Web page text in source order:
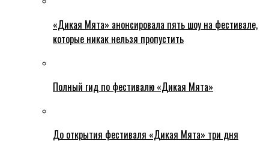
«Дикая Мята» анонсировала пять шоу на фестивале,
которые никак нельзя пропустить
Полный гид по фестивалю «Дикая Мята»
До открытия фестиваля «Дикая Мята» три дня